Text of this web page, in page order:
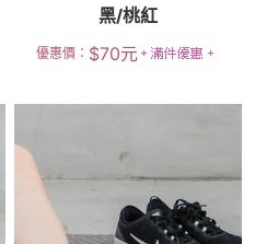
黑/桃紅
優惠價： $70元